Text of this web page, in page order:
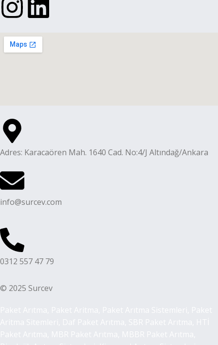
Adres: Karacaören Mah. 1640 Cad. No:4/J Altındağ/Ankara
info@surcev.com
0312 557 47 79
© 2025 Surcev